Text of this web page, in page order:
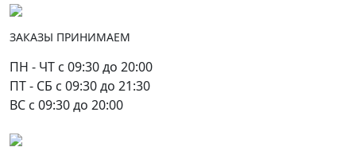
ЗАКАЗЫ ПРИНИМАЕМ
ПН - ЧТ с 09:30 до 20:00
ПТ - СБ с 09:30 до 21:30
ВС с 09:30 до 20:00